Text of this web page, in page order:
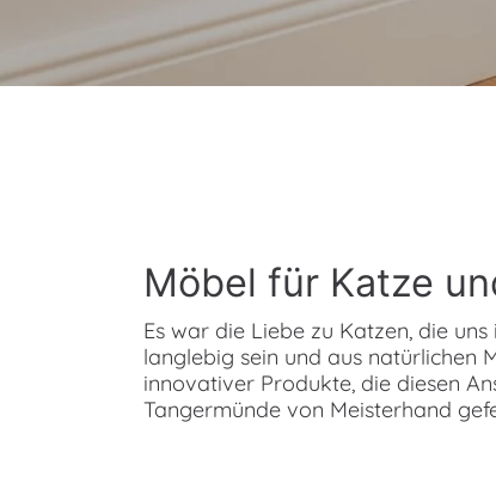
Möbel für Katze
Es war die Liebe zu Katzen, die
langlebig sein und aus natürlichen
innovativer Produkte, die diesen
Tangermünde von Meisterhand